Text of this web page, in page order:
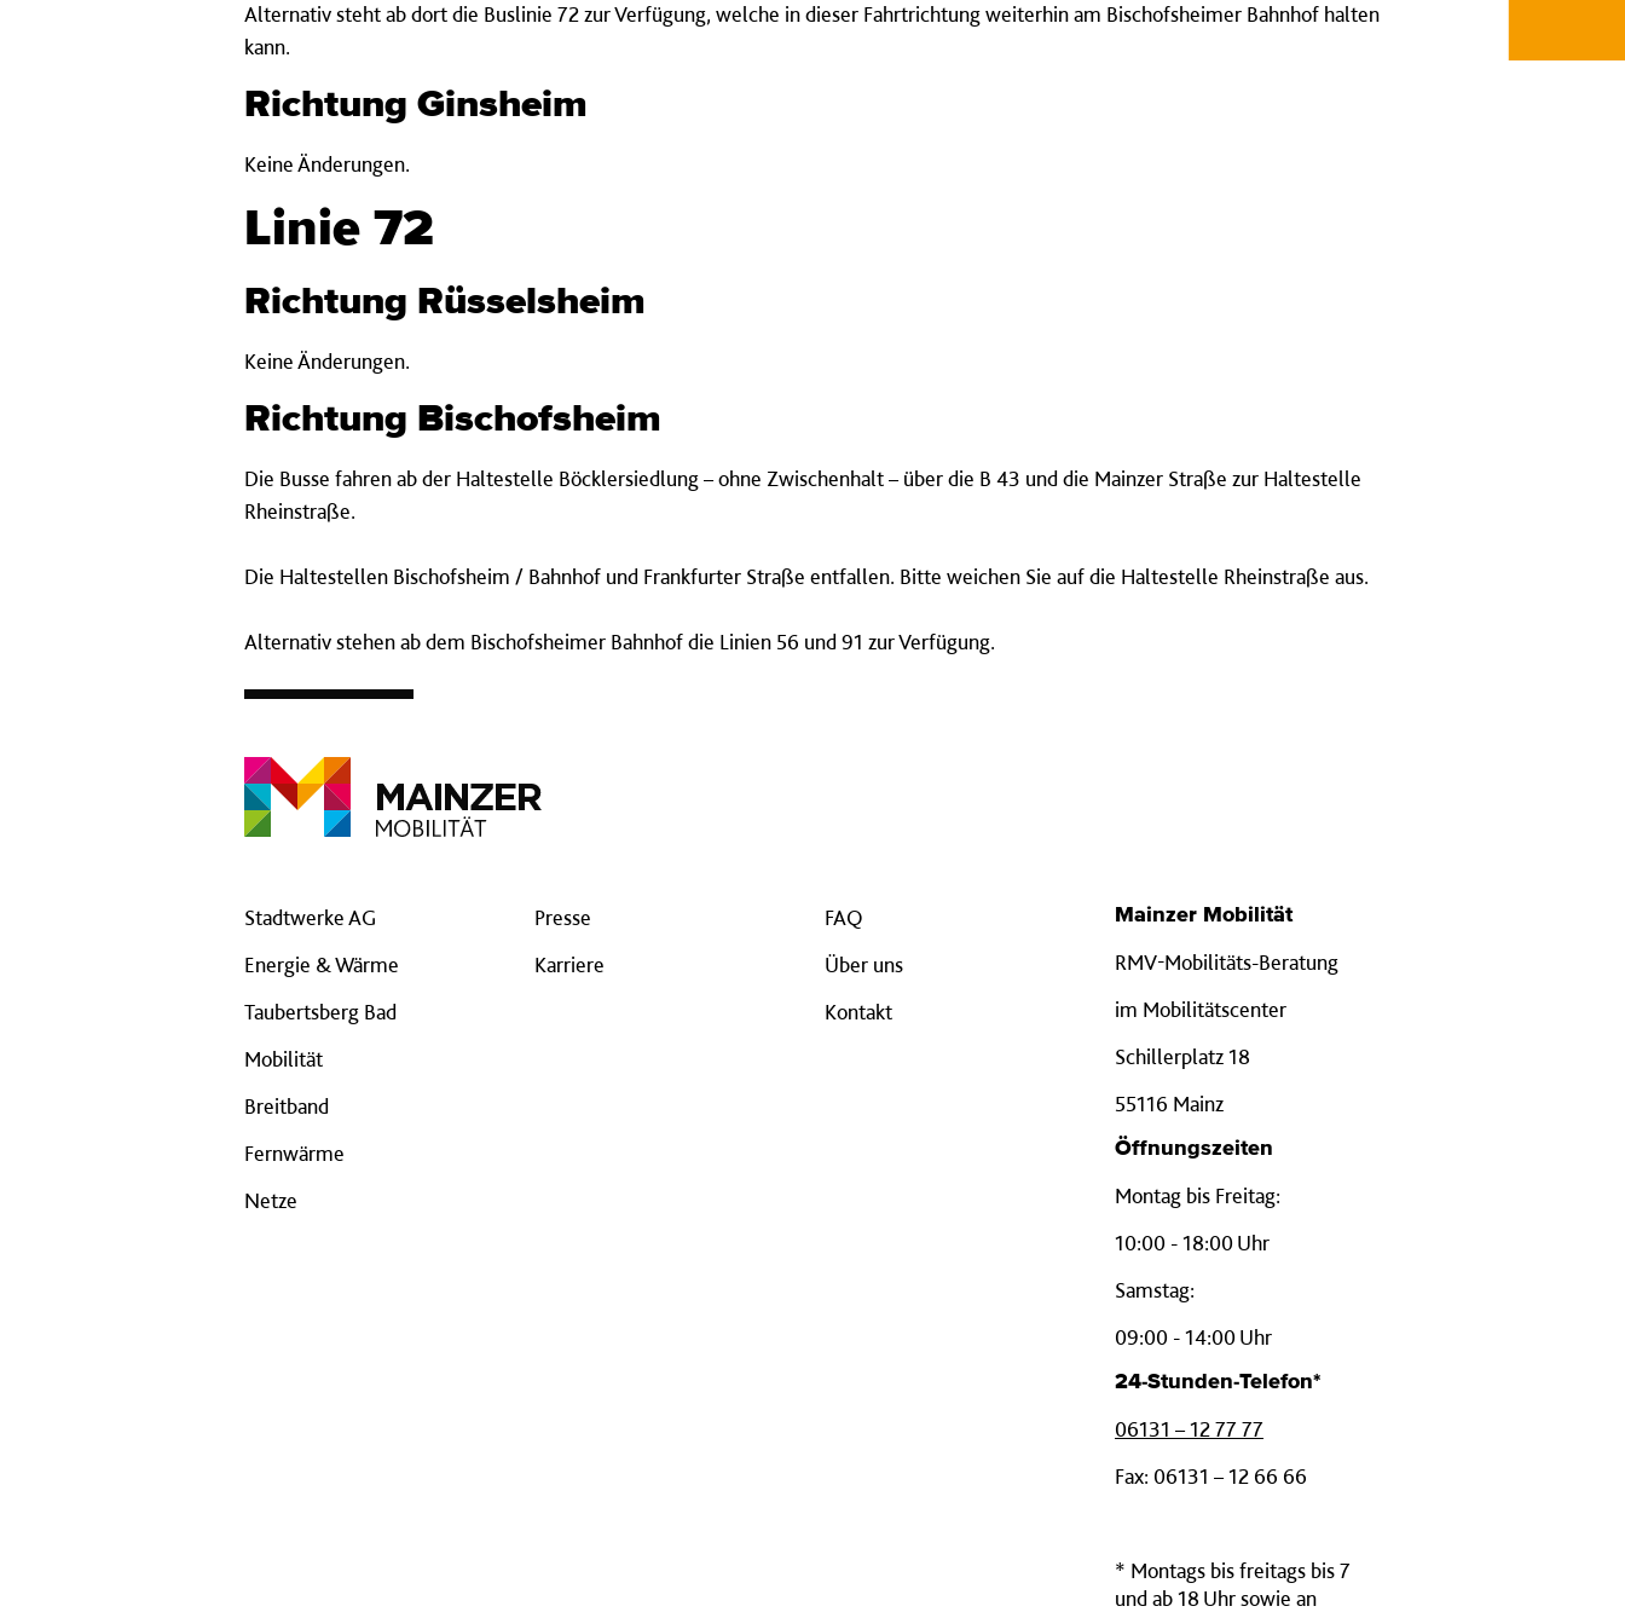
Alternativ steht ab dort die Buslinie 72 zur Verfügung, welche in dieser Fahrtrichtung weiterhin am Bischofsheimer Bahnhof halten
kann.
Richtung Ginsheim
Keine Änderungen.
Linie 72
Richtung Rüsselsheim
Keine Änderungen.
Richtung Bischofsheim
Die Busse fahren ab der Haltestelle Böcklersiedlung – ohne Zwischenhalt – über die B 43 und die Mainzer Straße zur Haltestelle
Rheinstraße.
Die Haltestellen Bischofsheim / Bahnhof und Frankfurter Straße entfallen. Bitte weichen Sie auf die Haltestelle Rheinstraße aus.
Alternativ stehen ab dem Bischofsheimer Bahnhof die Linien 56 und 91 zur Verfügung.
Stadtwerke AG
Energie & Wärme
Taubertsberg Bad
Mobilität
Breitband
Fernwärme
Netze
Presse
Karriere
FAQ
Über uns
Kontakt
Mainzer Mobilität
RMV-Mobilitäts-Beratung
im Mobilitätscenter
Schillerplatz 18
55116 Mainz
Öffnungszeiten
Montag bis Freitag:
10:00 - 18:00 Uhr
Samstag:
09:00 - 14:00 Uhr
24-Stunden-Telefon*
06131 – 12 77 77
Fax: 06131 – 12 66 66
* Montags bis freitags bis 7
und ab 18 Uhr sowie an